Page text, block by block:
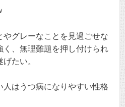
やグレーなことを見過ごせな
く、無理難題を押し付けられ
たい。
人はうつ病になりやすい性格